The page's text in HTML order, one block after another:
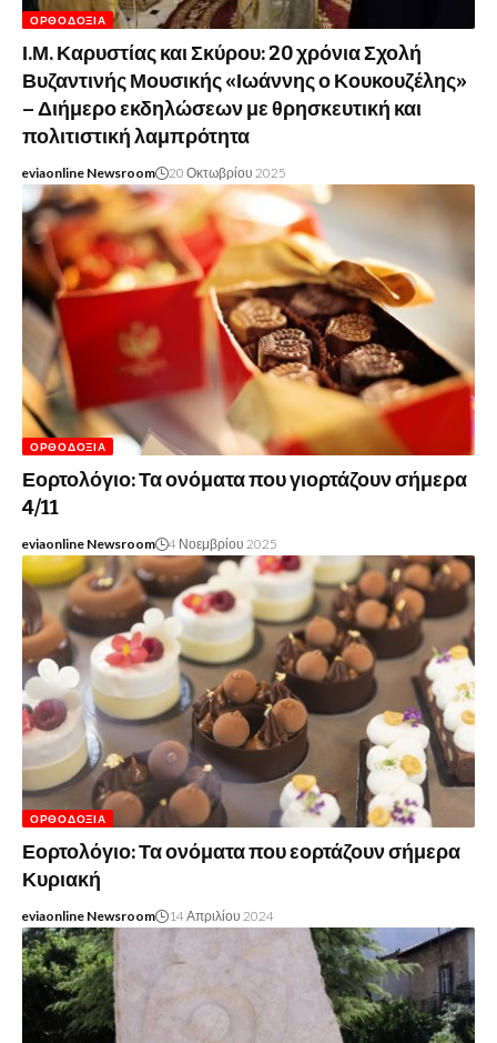
ΟΡΘΟΔΟΞΊΑ
Ι.Μ. Καρυστίας και Σκύρου: 20 χρόνια Σχολή
Βυζαντινής Μουσικής «Ιωάννης ο Κουκουζέλης»
– Διήμερο εκδηλώσεων με θρησκευτική και
πολιτιστική λαμπρότητα
eviaonline Newsroom 20 Οκτωβρίου 2025
ΟΡΘΟΔΟΞΊΑ
Εορτολόγιο: Τα ονόματα που γιορτάζουν σήμερα
4/11
eviaonline Newsroom 4 Νοεμβρίου 2025
ΟΡΘΟΔΟΞΊΑ
Εορτολόγιο: Τα ονόματα που εορτάζουν σήμερα
Κυριακή
eviaonline Newsroom 14 Απριλίου 2024